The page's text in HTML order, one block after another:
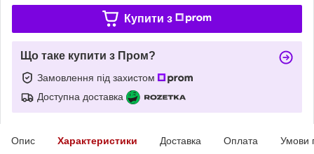
Купити з
Що таке купити з Пром?
Замовлення під захистом
Доступна доставка
Опис Характеристики Доставка Оплата Умови